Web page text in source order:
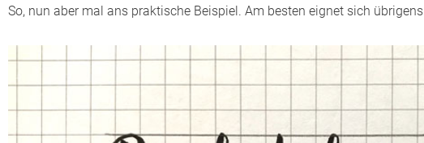
So, nun aber mal ans praktische Beispiel. Am besten eignet sich übrigens